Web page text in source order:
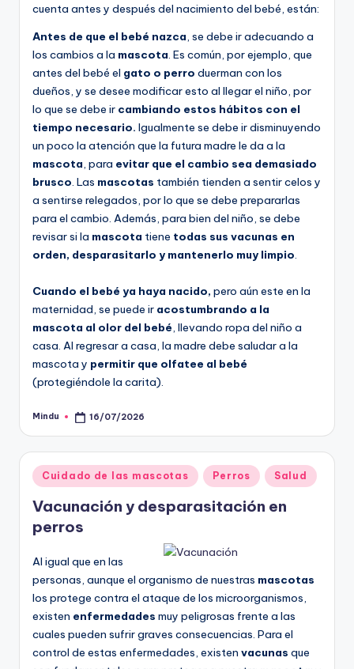
cuenta antes y después del nacimiento del bebé, están:
Antes de que el bebé nazca, se debe ir adecuando a
los cambios a la mascota. Es común, por ejemplo, que
antes del bebé el gato o perro duerman con los
dueños, y se desee modificar esto al llegar el niño, por
lo que se debe ir cambiando estos hábitos con el
tiempo necesario. Igualmente se debe ir disminuyendo
un poco la atención que la futura madre le da a la
mascota, para evitar que el cambio sea demasiado
brusco. Las mascotas también tienden a sentir celos y
a sentirse relegados, por lo que se debe prepararlas
para el cambio. Además, para bien del niño, se debe
revisar si la mascota tiene todas sus vacunas en
orden, desparasitarlo y mantenerlo muy limpio.
Cuando el bebé ya haya nacido, pero aún este en la
maternidad, se puede ir acostumbrando a la
mascota al olor del bebé, llevando ropa del niño a
casa. Al regresar a casa, la madre debe saludar a la
mascota y permitir que olfatee al bebé
(protegiéndole la carita).
Publicado
Mindu 16/07/2026
Publicado
en
Cuidado de las mascotas Perros Salud
Vacunación y desparasitación en
perros
Al igual que en las
personas, aunque el organismo de nuestras mascotas
los protege contra el ataque de los microorganismos,
existen enfermedades muy peligrosas frente a las
cuales pueden sufrir graves consecuencias. Para el
control de estas enfermedades, existen vacunas que